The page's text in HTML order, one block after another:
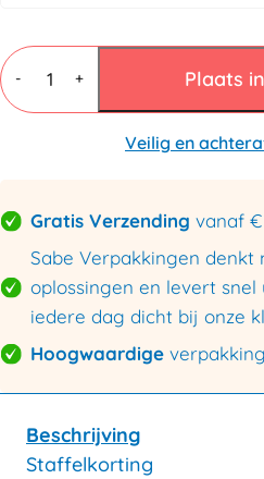
-
Plastic
zakken
270mmx300mm
80my
+ Plaats
Veilig en
Gratis Verzending vanaf €
Sabe Verpakkingen denkt
oplossingen en levert
iedere dag dicht bij onze
Hoogwaardige
Beschrijving
Staffelkorting